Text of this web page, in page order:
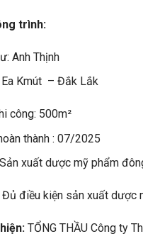
trình:
Anh Thịnh
Kmút – Đắk Lắk
công: 500m²
thành : 07/2025
xuất dược mỹ phẩm
Đủ điều kiện sản xuất dược
TỔNG THẦU Công ty